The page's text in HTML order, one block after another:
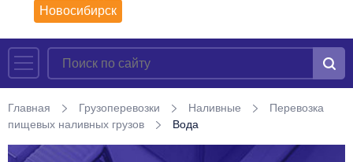
Новосибирск
Главная Грузоперевозки Наливные
Перевозка
пищевых наливных грузов
Вода